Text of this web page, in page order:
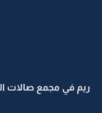
ريم في مجمع صالات